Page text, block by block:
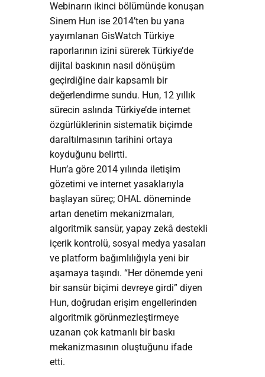
Webinarın ikinci bölümünde konuşan
Sinem Hun ise 2014’ten bu yana
yayımlanan GisWatch Türkiye
raporlarının izini sürerek Türkiye’de
dijital baskının nasıl dönüşüm
geçirdiğine dair kapsamlı bir
değerlendirme sundu. Hun, 12 yıllık
sürecin aslında Türkiye’de internet
özgürlüklerinin sistematik biçimde
daraltılmasının tarihini ortaya
koyduğunu belirtti.
Hun’a göre 2014 yılında iletişim
gözetimi ve internet yasaklarıyla
başlayan süreç; OHAL döneminde
artan denetim mekanizmaları,
algoritmik sansür, yapay zekâ destekli
içerik kontrolü, sosyal medya yasaları
ve platform bağımlılığıyla yeni bir
aşamaya taşındı. “Her dönemde yeni
bir sansür biçimi devreye girdi” diyen
Hun, doğrudan erişim engellerinden
algoritmik görünmezleştirmeye
uzanan çok katmanlı bir baskı
mekanizmasının oluştuğunu ifade
etti.